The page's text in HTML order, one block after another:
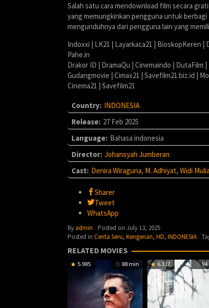
Salah satu cara mendownload film secara
yang memungkinkan pengguna untuk
mengunduhnya dari pengguna lain yang
Indoxxi | LK21 | Layarkaca21 | BioskopKeren |
Pahe.in
Drakor ID | DramaQu | Cinemaindo | DutaFilm
Gudangmovie | Cimax21 | Savefilm21.biz.id |
Cinema21 | Savefilm21
Country: INDONESIA
Release: 27 Feb 2025
Language: Bahasa indonesia
Director: Johansyah Jumberan
Cast: Denira Wiraguna, M. Adhiyat, Widi Mulia
Sharer
Tweet
WhatsApp
By admin Posted on July 13, 2025
Posted in Cerita Seru, Kengerian, HD, INDONESIA
RELATED MOVIES
5.985 88 min 6.317 94